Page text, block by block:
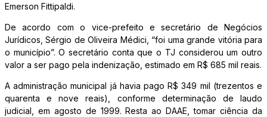
Emerson Fittipaldi.
De acordo com o vice-prefeito e secretário de Negócios
Jurídicos, Sérgio de Oliveira Médici, “foi uma grande vitória para
o município”. O secretário conta que o TJ considerou um outro
valor a ser pago pela indenização, estimado em R$ 685 mil reais.
A administração municipal já havia pago R$ 349 mil (trezentos e
quarenta e nove reais), conforme determinação de laudo
judicial, em agosto de 1999. Resta ao DAAE, tomar ciência da